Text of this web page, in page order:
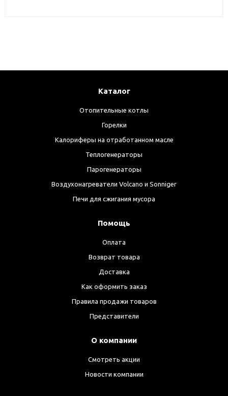
Каталог
Отопительные котлы
Горелки
Калориферы на отработанном масле
Теплогенераторы
Парогенераторы
Воздухонагреватели Volcano и Sonniger
Печи для сжигания мусора
Помощь
Оплата
Возврат товара
Доставка
Как оформить заказ
Правила продажи товаров
Представители
О компании
Смотреть акции
Новости компании